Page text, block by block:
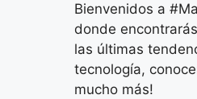
Bienvenidos a
donde
las últimas
tecnología,
mucho más!